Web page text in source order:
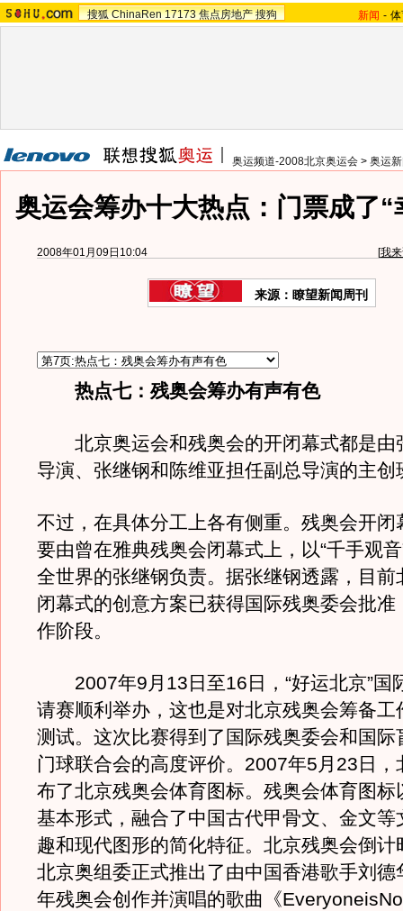
搜狐 ChinaRen 17173 焦点房地产 搜狗 新闻 -
奥运频道-2008北京奥运会 > 奥运
奥运会筹办十大热点：门票成了“
2008年01月09日10:04 [我
来源：瞭望新闻周刊
热点七：残奥会筹办有声有色
北京奥运会和残奥会的开闭幕式都是由
导演、张继钢和陈维亚担任副总导演的主创
不过，在具体分工上各有侧重。残奥会开闭
要由曾在雅典残奥会闭幕式上，以“千手观
全世界的张继钢负责。据张继钢透露，目前
闭幕式的创意方案已获得国际残奥委会批准
作阶段。
2007年9月13日至16日，“好运北京”国
请赛顺利举办，这也是对北京残奥会筹备工
测试。这次比赛得到了国际残奥委会和国际
门球联合会的高度评价。2007年5月23日，
布了北京残奥会体育图标。残奥会体育图标
基本形式，融合了中国古代甲骨文、金文等
趣和现代图形的简化特征。北京残奥会倒计
北京奥组委正式推出了由中国香港歌手刘
年残奥会创作并演唱的歌曲《